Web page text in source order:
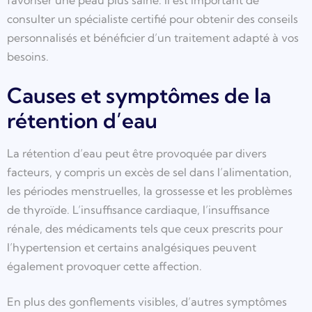
consulter un spécialiste certifié pour obtenir des conseils
personnalisés et bénéficier d’un traitement adapté à vos
besoins.
Causes et symptômes de la
rétention d’eau
La rétention d’eau peut être provoquée par divers
facteurs, y compris un excès de sel dans l’alimentation,
les périodes menstruelles, la grossesse et les problèmes
de thyroïde. L’insuffisance cardiaque, l’insuffisance
rénale, des médicaments tels que ceux prescrits pour
l’hypertension et certains analgésiques peuvent
également provoquer cette affection.
En plus des gonflements visibles, d’autres symptômes